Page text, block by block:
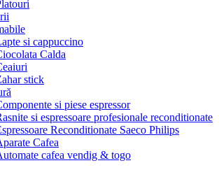
si cappuccino
Calda
stick
si piese espressor
si espressoare profesionale reconditionate
Reconditionate Saeco Philips
Cafea
cafea vendig & togo